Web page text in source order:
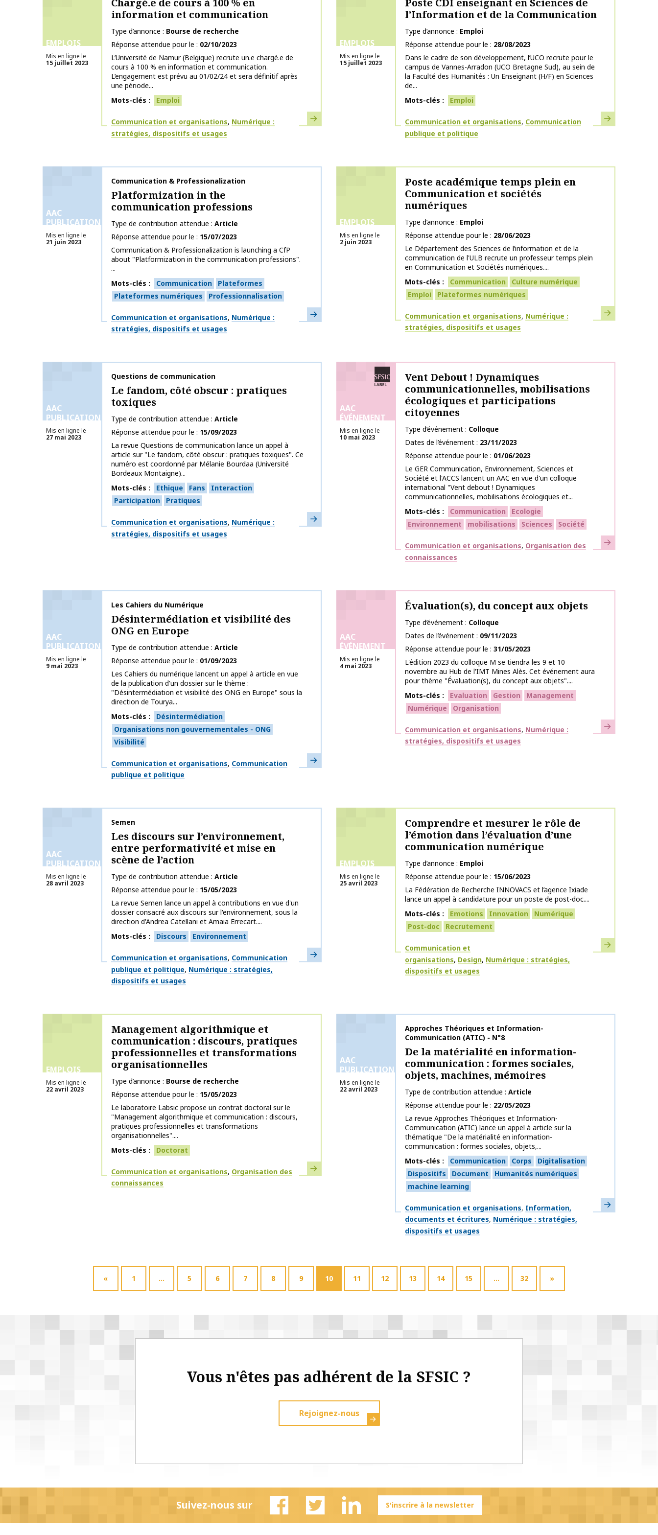
EMPLOIS
Mis en ligne le
15 juillet 2023
Chargé.e de cours à 100 % en
information et communication
Type d’annonce
Bourse de recherche
Réponse attendue pour le
02/10/2023
L’Université de Namur (Belgique) recrute un.e chargé.e de
cours à 100 % en information et communication.
L’engagement est prévu au 01/02/24 et sera définitif après
une période...
Mots-clés
Emploi
Thématiques
Communication et organisations Numérique :
stratégies, dispositifs et usages
En savoir plus
EMPLOIS
Mis en ligne le
15 juillet 2023
Poste CDI enseignant en Sciences de
l’Information et de la Communication
Type d’annonce
Emploi
Réponse attendue pour le
28/08/2023
Dans le cadre de son développement, l’UCO recrute pour le
campus de Vannes-Arradon (UCO Bretagne Sud), au sein de
la Faculté des Humanités : Un Enseignant (H/F) en Sciences
de...
Mots-clés
Emploi
Thématiques
Communication et organisations Communication
publique et politique
En savoir plus
AAC
PUBLICATIONS
Mis en ligne le
21 juin 2023
Nom de la publication
Communication & Professionalization
Platformization in the
communication professions
Type de contribution attendue
Article
Réponse attendue pour le
15/07/2023
Communication & Professionalization is launching a CfP
about "Platformization in the communication professions".
...
Mots-clés
Communication
Plateformes
Plateformes numériques
Professionnalisation
Thématiques
Communication et organisations Numérique :
stratégies, dispositifs et usages
En savoir plus
EMPLOIS
Mis en ligne le
2 juin 2023
Poste académique temps plein en
Communication et sociétés
numériques
Type d’annonce
Emploi
Réponse attendue pour le
28/06/2023
Le Département des Sciences de l’information et de la
communication de l'ULB recrute un professeur temps plein
en Communication et Sociétés numériques....
Mots-clés
Communication
Culture numérique
Emploi
Plateformes numériques
Thématiques
Communication et organisations Numérique :
stratégies, dispositifs et usages
En savoir plus
AAC
PUBLICATIONS
Mis en ligne le
27 mai 2023
Nom de la publication
Questions de communication
Le fandom, côté obscur : pratiques
toxiques
Type de contribution attendue
Article
Réponse attendue pour le
15/09/2023
La revue Questions de communication lance un appel à
article sur "Le fandom, côté obscur : pratiques toxiques". Ce
numéro est coordonné par Mélanie Bourdaa (Université
Bordeaux Montaigne)...
Mots-clés
Ethique Fans
Interaction
Participation
Pratiques
Thématiques
Communication et organisations Numérique :
stratégies, dispositifs et usages
En savoir plus
Labélisé SFSIC
AAC
ÉVÉNEMENT
Mis en ligne le
10 mai 2023
Vent Debout ! Dynamiques
communicationnelles, mobilisations
écologiques et participations
citoyennes
Type d’événement
Colloque
Dates de l’événement
23/11/2023
Réponse attendue pour le
01/06/2023
Le GER Communication, Environnement, Sciences et
Société et l'ACCS lancent un AAC en vue d'un colloque
international "Vent debout ! Dynamiques
communicationnelles, mobilisations écologiques et...
Mots-clés
Communication
Ecologie
Environnement
mobilisations Sciences Société
Thématiques
Communication et organisations Organisation des
connaissances
En savoir plus
AAC
PUBLICATIONS
Mis en ligne le
9 mai 2023
Nom de la publication
Les Cahiers du Numérique
Désintermédiation et visibilité des
ONG en Europe
Type de contribution attendue
Article
Réponse attendue pour le
01/09/2023
Les Cahiers du numérique lancent un appel à article en vue
de la publication d'un dossier sur le thème :
"Désintermédiation et visibilité des ONG en Europe" sous la
direction de Tourya...
Mots-clés
Désintermédiation
Organisations non gouvernementales - ONG
Visibilité
Thématiques
Communication et organisations Communication
publique et politique
En savoir plus
AAC
ÉVÉNEMENT
Mis en ligne le
4 mai 2023
Évaluation(s), du concept aux objets
Type d’événement
Colloque
Dates de l’événement
09/11/2023
Réponse attendue pour le
31/05/2023
L'édition 2023 du colloque M se tiendra les 9 et 10
novembre au Hub de l'IMT Mines Alès. Cet événement aura
pour thème "Évaluation(s), du concept aux objets"....
Mots-clés
Evaluation Gestion
Management
Numérique
Organisation
Thématiques
Communication et organisations Numérique :
stratégies, dispositifs et usages
En savoir plus
AAC
PUBLICATIONS
Mis en ligne le
28 avril 2023
Nom de la publication
Semen
Les discours sur l’environnement,
entre performativité et mise en
scène de l’action
Type de contribution attendue
Article
Réponse attendue pour le
15/05/2023
La revue Semen lance un appel à contributions en vue d'un
dossier consacré aux discours sur l'environnement, sous la
direction d'Andrea Catellani et Amaia Errecart....
Mots-clés
Discours Environnement
Thématiques
Communication et organisations Communication
publique et politique Numérique : stratégies,
dispositifs et usages
En savoir plus
EMPLOIS
Mis en ligne le
25 avril 2023
Comprendre et mesurer le rôle de
l’émotion dans l’évaluation d’une
communication numérique
Type d’annonce
Emploi
Réponse attendue pour le
15/06/2023
La Fédération de Recherche INNOVACS et l’agence Ixiade
lance un appel à candidature pour un poste de post-doc....
Mots-clés
Emotions Innovation
Numérique
Post-doc
Recrutement
Thématiques
Communication et
organisations Design Numérique : stratégies,
dispositifs et usages
En savoir plus
EMPLOIS
Mis en ligne le
22 avril 2023
Management algorithmique et
communication : discours, pratiques
professionnelles et transformations
organisationnelles
Type d’annonce
Bourse de recherche
Réponse attendue pour le
15/05/2023
Le laboratoire Labsic propose un contrat doctoral sur le
"Management algorithmique et communication : discours,
pratiques professionnelles et transformations
organisationnelles"....
Mots-clés
Doctorat
Thématiques
Communication et organisations Organisation des
connaissances
En savoir plus
AAC
PUBLICATIONS
Mis en ligne le
22 avril 2023
Nom de la publication
Approches Théoriques et Information-
Communication (ATIC) - N°8
De la matérialité en information-
communication : formes sociales,
objets, machines, mémoires
Type de contribution attendue
Article
Réponse attendue pour le
22/05/2023
La revue Approches Théoriques et Information-
Communication (ATIC) lance un appel à article sur la
thématique "De la matérialité en information-
communication : formes sociales, objets,...
Mots-clés
Communication Corps
Digitalisation
Dispositifs
Document
Humanités numériques
machine learning
Thématiques
Communication et organisations Information,
documents et écritures Numérique : stratégies,
dispositifs et usages
En savoir plus
« 1 … 5 6 7 8 9 10 11 12 13 14 15 … 32 »
Vous n'êtes pas adhérent de la SFSIC ?
Rejoignez-nous
Suivez-nous sur S'inscrire à la newsletter